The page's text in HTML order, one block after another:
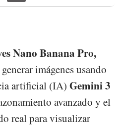
Nano Banana Pro,
imágenes usando
artificial (IA) Gemini 3
avanzado y el
real para visualizar